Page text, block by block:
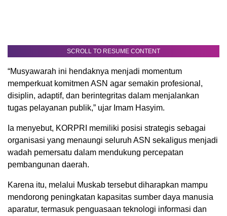
SCROLL TO RESUME CONTENT
“Musyawarah ini hendaknya menjadi momentum
memperkuat komitmen ASN agar semakin profesional,
disiplin, adaptif, dan berintegritas dalam menjalankan
tugas pelayanan publik,” ujar Imam Hasyim.
Ia menyebut, KORPRI memiliki posisi strategis sebagai
organisasi yang menaungi seluruh ASN sekaligus menjadi
wadah pemersatu dalam mendukung percepatan
pembangunan daerah.
Karena itu, melalui Muskab tersebut diharapkan mampu
mendorong peningkatan kapasitas sumber daya manusia
aparatur, termasuk penguasaan teknologi informasi dan